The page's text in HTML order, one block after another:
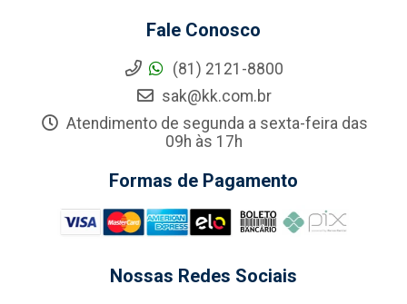
Fale Conosco
(81) 2121-8800
sak@kk.com.br
Atendimento de segunda a sexta-feira das
09h às 17h
Formas de Pagamento
Nossas Redes Sociais